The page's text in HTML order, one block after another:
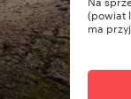
(powiat
ma